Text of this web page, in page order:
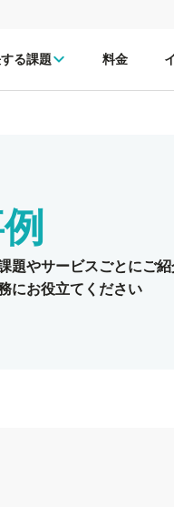
る課題 料金
題やサービスごとにご紹
にお役立てください